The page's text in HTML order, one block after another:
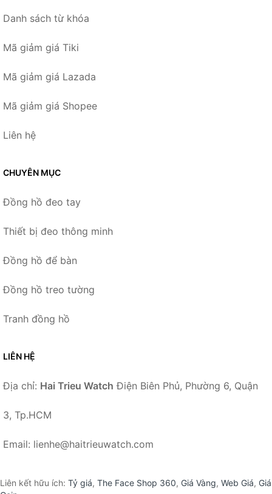
Danh sách từ khóa
Mã giảm giá Tiki
Mã giảm giá Lazada
Mã giảm giá Shopee
Liên hệ
CHUYÊN MỤC
Đồng hồ đeo tay
Thiết bị đeo thông minh
Đồng hồ để bàn
Đồng hồ treo tường
Tranh đồng hồ
LIÊN HỆ
Địa chỉ: Hai Trieu Watch Điện Biên Phủ, Phường 6, Quận
3, Tp.HCM
Email: lienhe@haitrieuwatch.com
Liên kết hữu ích: Tỷ giá, The Face Shop 360, Giá Vàng, Web Giá, Giá